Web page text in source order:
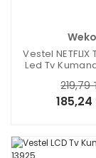
Weko
Vestel NETFLIX
Led Tv
185,24
219,79